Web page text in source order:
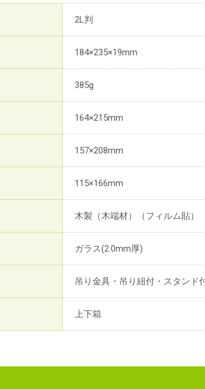
2L判
184×235×19mm
385g
164×215mm
157×208mm
115×166mm
木製（木端材）（フィルム貼）
ガラス(2.0mm厚)
吊り金具・吊り紐付・スタンド
上下箱